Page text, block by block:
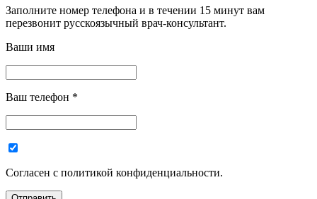
Заполните номер телефона и в течении 15 минут вам
перезвонит русскоязычный врач-консультант.
Ваши имя
Ваш телефон *
Согласен с политикой конфиденциальности.